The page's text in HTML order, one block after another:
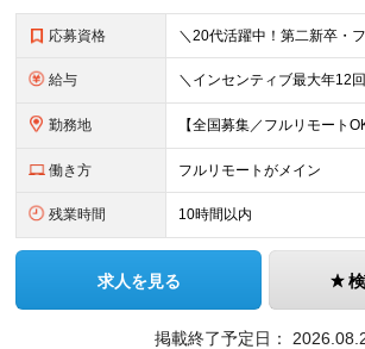
応募資格
給与
勤務地
働き方 フルリモートがメイン
残業時間 10時間以内
求人を見る
掲載終了予定日：